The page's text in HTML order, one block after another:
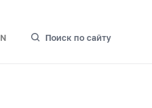
Поиск по сайту